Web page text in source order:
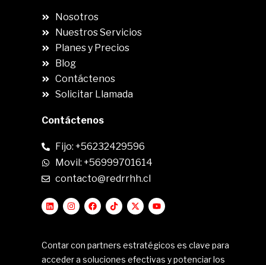
Nosotros
Nuestros Servicios
Planes y Precios
Blog
Contáctenos
Solicitar Llamada
Contáctenos
Fijo: +56232429596
Movil: +56999701614
contacto@redrrhh.cl
Contar con partners estratégicos es clave para
acceder a soluciones efectivas y potenciar los